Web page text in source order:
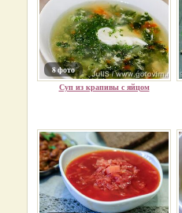
8 фото
Суп из крапивы с яйцом